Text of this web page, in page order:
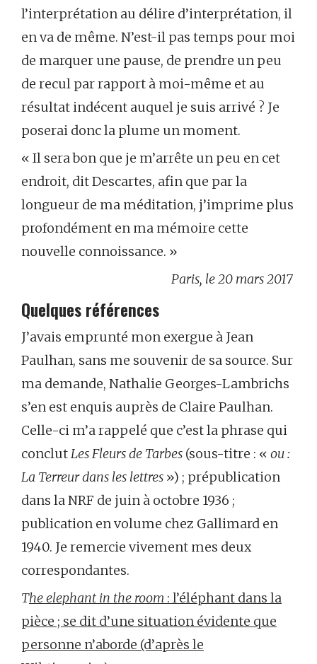
l’interprétation au délire d’interprétation, il
en va de même. N’est-il pas temps pour moi
de marquer une pause, de prendre un peu
de recul par rapport à moi-même et au
résultat indécent auquel je suis arrivé ? Je
poserai donc la plume un moment.
« Il sera bon que je m’arrête un peu en cet
endroit, dit Descartes, afin que par la
longueur de ma méditation, j’imprime plus
profondément en ma mémoire cette
nouvelle connoissance. »
Paris, le 20 mars 2017
Quelques références
J’avais emprunté mon exergue à Jean
Paulhan, sans me souvenir de sa source. Sur
ma demande, Nathalie Georges-Lambrichs
s’en est enquis auprès de Claire Paulhan.
Celle-ci m’a rappelé que c’est la phrase qui
conclutLes Fleurs de Tarbes (sous-titre : « ou :
La Terreur dans les lettres ») ; prépublication
dans la NRF de juin à octobre 1936 ;
publication en volume chez Gallimard en
1940. Je remercie vivement mes deux
correspondantes.
The elephant in the room : l’éléphant dans la
pièce ; se dit d’une situation évidente que
personne n’aborde (d’après le